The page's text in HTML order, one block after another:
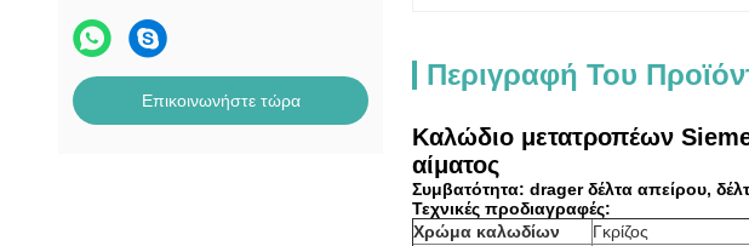
Επικοινωνήστε τώρα
Περιγραφή Του
Καλώδιο μετατροπέων
αίματος
Συμβατότητα: drager δέλτα απείρου,
Τεχνικές προδιαγραφές:
Χρώμα καλωδίων
Γκρίζος